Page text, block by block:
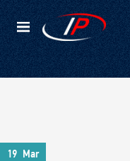
Kateqoriyalar
19
Mar